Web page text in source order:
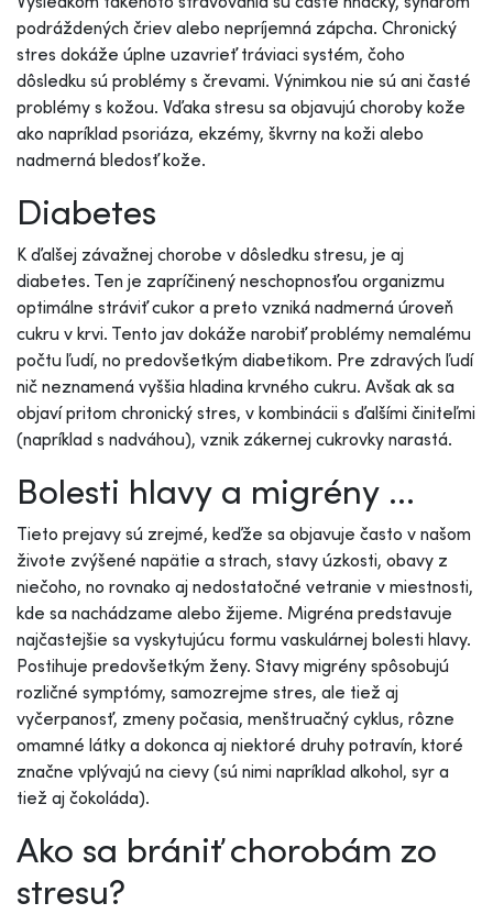
podráždených čriev alebo nepríjemná zápcha. Chronický
stres dokáže úplne uzavrieť tráviaci systém, čoho
dôsledku sú problémy s črevami. Výnimkou nie sú ani časté
problémy s kožou. Vďaka stresu sa objavujú choroby kože
ako napríklad psoriáza, ekzémy, škvrny na koži alebo
nadmerná bledosť kože.
Diabetes
K ďalšej závažnej chorobe v dôsledku stresu, je aj
diabetes. Ten je zapríčinený neschopnosťou organizmu
optimálne stráviť cukor a preto vzniká nadmerná úroveň
cukru v krvi. Tento jav dokáže narobiť problémy nemalému
počtu ľudí, no predovšetkým diabetikom. Pre zdravých ľudí
nič neznamená vyššia hladina krvného cukru. Avšak ak sa
objaví pritom chronický stres, v kombinácii s ďalšími činiteľmi
(napríklad s nadváhou), vznik zákernej cukrovky narastá.
Bolesti hlavy a migrény ...
Tieto prejavy sú zrejmé, keďže sa objavuje často v našom
živote zvýšené napätie a strach, stavy úzkosti, obavy z
niečoho, no rovnako aj nedostatočné vetranie v miestnosti,
kde sa nachádzame alebo žijeme. Migréna predstavuje
najčastejšie sa vyskytujúcu formu vaskulárnej bolesti hlavy.
Postihuje predovšetkým ženy. Stavy migrény spôsobujú
rozličné symptómy, samozrejme stres, ale tiež aj
vyčerpanosť, zmeny počasia, menštruačný cyklus, rôzne
omamné látky a dokonca aj niektoré druhy potravín, ktoré
značne vplývajú na cievy (sú nimi napríklad alkohol, syr a
tiež aj čokoláda).
Ako sa brániť chorobám zo
stresu?